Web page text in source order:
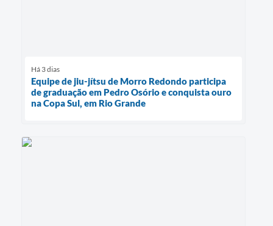
Há 3 dias
Equipe de jiu-jítsu de Morro Redondo participa
de graduação em Pedro Osório e conquista ouro
na Copa Sul, em Rio Grande